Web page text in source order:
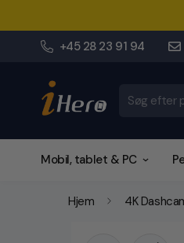
+45 28 23 91 94
Søg efter
Mobil, tablet & PC
Hjem 4K